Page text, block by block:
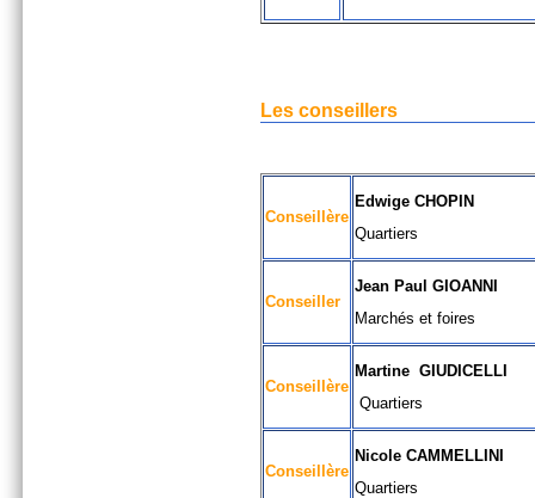
Les conseillers
Conseillère
Edwige CHOPIN
Quartiers
Conseiller
Jean Paul GIOANNI
Marchés et foires
Conseillère
Martine GIUDICELLI
Quartiers
Conseillère
Nicole CAMMELLINI
Quartiers